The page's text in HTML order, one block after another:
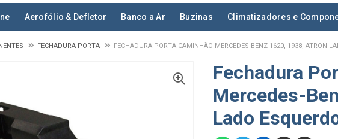
Aerofólio & Defletor Banco a Ar Buzinas Climatizadores e
FECHADURA PORTA FECHADURA PORTA CAMINHÃO MERCEDES-BENZ 1620, 1938, ATRON
Fechadura
Mercedes-
Lado